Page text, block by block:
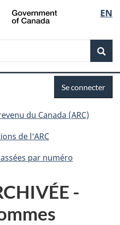
Passer
au
Passer
à
du
Passer
à
simplifiée
de
la
EN
connecter
Se connecter
du Canada (ARC)
de l'ARC
par numéro
-